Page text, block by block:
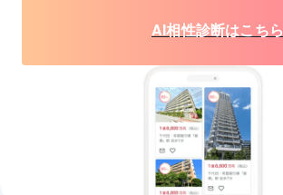
AI相性診断はこちら